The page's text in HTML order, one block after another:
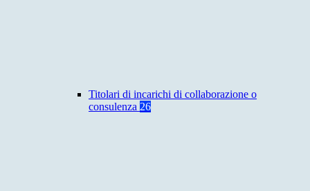
Titolari di incarichi di collaborazione o
consulenza 26